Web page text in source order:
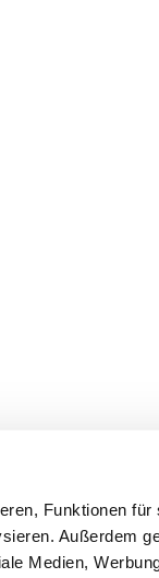
Funktionen für
Außerdem
Medien,